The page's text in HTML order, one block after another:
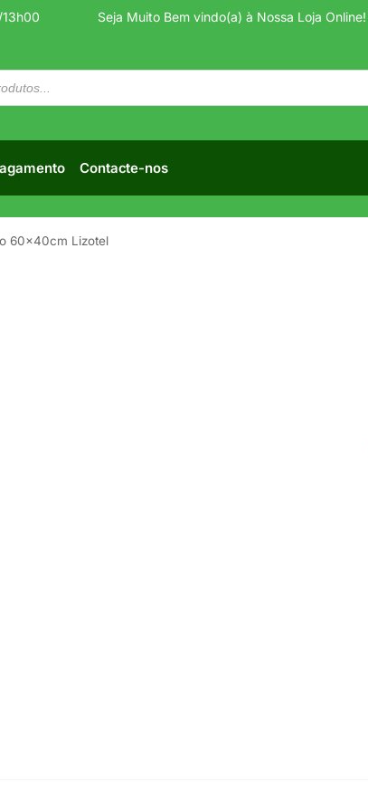
Seja Muito Bem vindo(a) à Nossa Loja Online!
Contacte-nos
60x40cm Lizotel